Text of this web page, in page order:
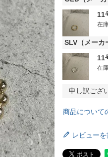
11
在
SLV（メーカ
11
在
申し訳ござ
商品について
レビューを